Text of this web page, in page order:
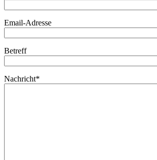
Email-Adresse
Betreff
Nachricht*